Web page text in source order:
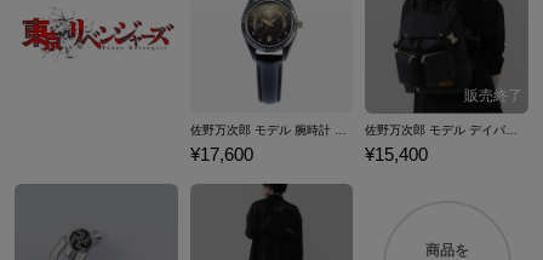
¥17,600 ¥15,400
商品を